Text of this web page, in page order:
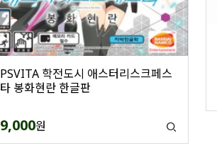
PSVITA 학전도시 애스터리스크페스
타 봉화현란 한글판
9,000원